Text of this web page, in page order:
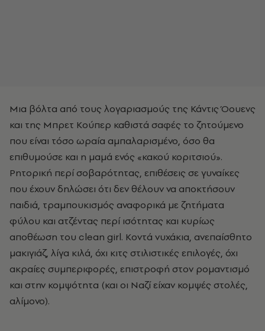
Μια βόλτα από τους λογαριασμούς της Κάντις Όουενς
και της Μπρετ Κούπερ καθιστά σαφές το ζητούμενο
που είναι τόσο ωραία αμπαλαρισμένο, όσο θα
επιθυμούσε και η μαμά ενός «κακού κοριτσιού».
Ρητορική περί σοβαρότητας, επιθέσεις σε γυναίκες
που έχουν δηλώσει ότι δεν θέλουν να αποκτήσουν
παιδιά, τραμπουκισμός αναφορικά με ζητήματα
φύλου και ατζέντας περί ισότητας και κυρίως
αποθέωση του clean girl. Κοντά νυχάκια, ανεπαίσθητο
μακιγιάζ, λίγα κιλά, όχι κιτς στιλιστικές επιλογές, όχι
ακραίες συμπεριφορές, επιστροφή στον ρομαντισμό
και στην κομψότητα (και οι Ναζί είχαν κομψές στολές,
αλίμονο).